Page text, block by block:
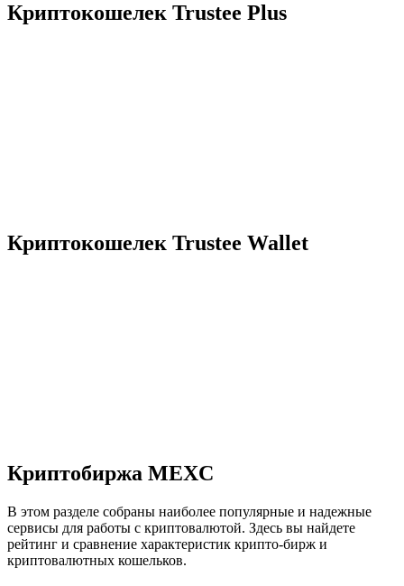
Криптокошелек Trustee Plus
Криптокошелек Trustee Wallet
Криптобиржа MEXC
В этом разделе собраны наиболее популярные и надежные
сервисы для работы с криптовалютой. Здесь вы найдете
рейтинг и сравнение характеристик крипто-бирж и
криптовалютных кошельков.